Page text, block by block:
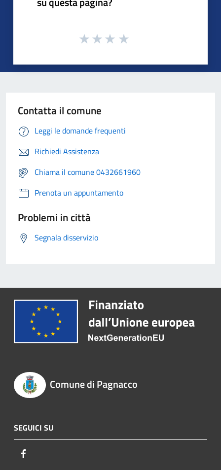
Contatta il comune
Leggi le domande frequenti
Richiedi Assistenza
Chiama il comune 0432661960
Prenota un appuntamento
Problemi in città
Segnala disservizio
Comune di Pagnacco
SEGUICI SU